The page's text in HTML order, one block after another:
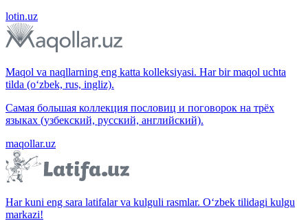
lotin.uz
Maqol va naqllarning eng katta kolleksiyasi. Har bir maqol uchta
tilda (o‘zbek, rus, ingliz).
Самая большая коллекция пословиц и поговорок на трёх
языках (узбекский, русский, английский).
maqollar.uz
Har kuni eng sara latifalar va kulguli rasmlar. O‘zbek tilidagi kulgu
markazi!